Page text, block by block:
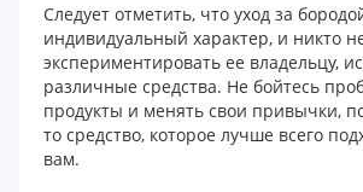
Следует отметить, что уход за
индивидуальный характер, и никто
экспериментировать ее владельцу,
различные средства. Не бойтесь
продукты и менять свои привычки,
то средство, которое лучше всего
вам.